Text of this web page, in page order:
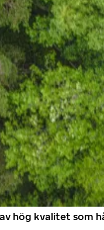
hög kvalitet som